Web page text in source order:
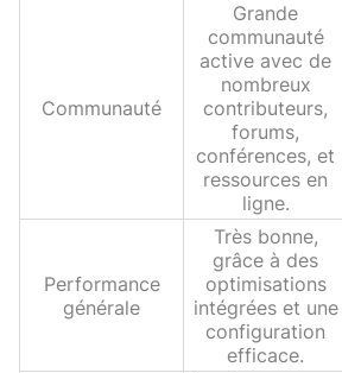
Communauté
Grande
communauté
active avec de
nombreux
contributeurs,
forums,
conférences, et
ressources en
ligne.
Performance
générale
Très bonne,
grâce à des
optimisations
intégrées et une
configuration
efficace.